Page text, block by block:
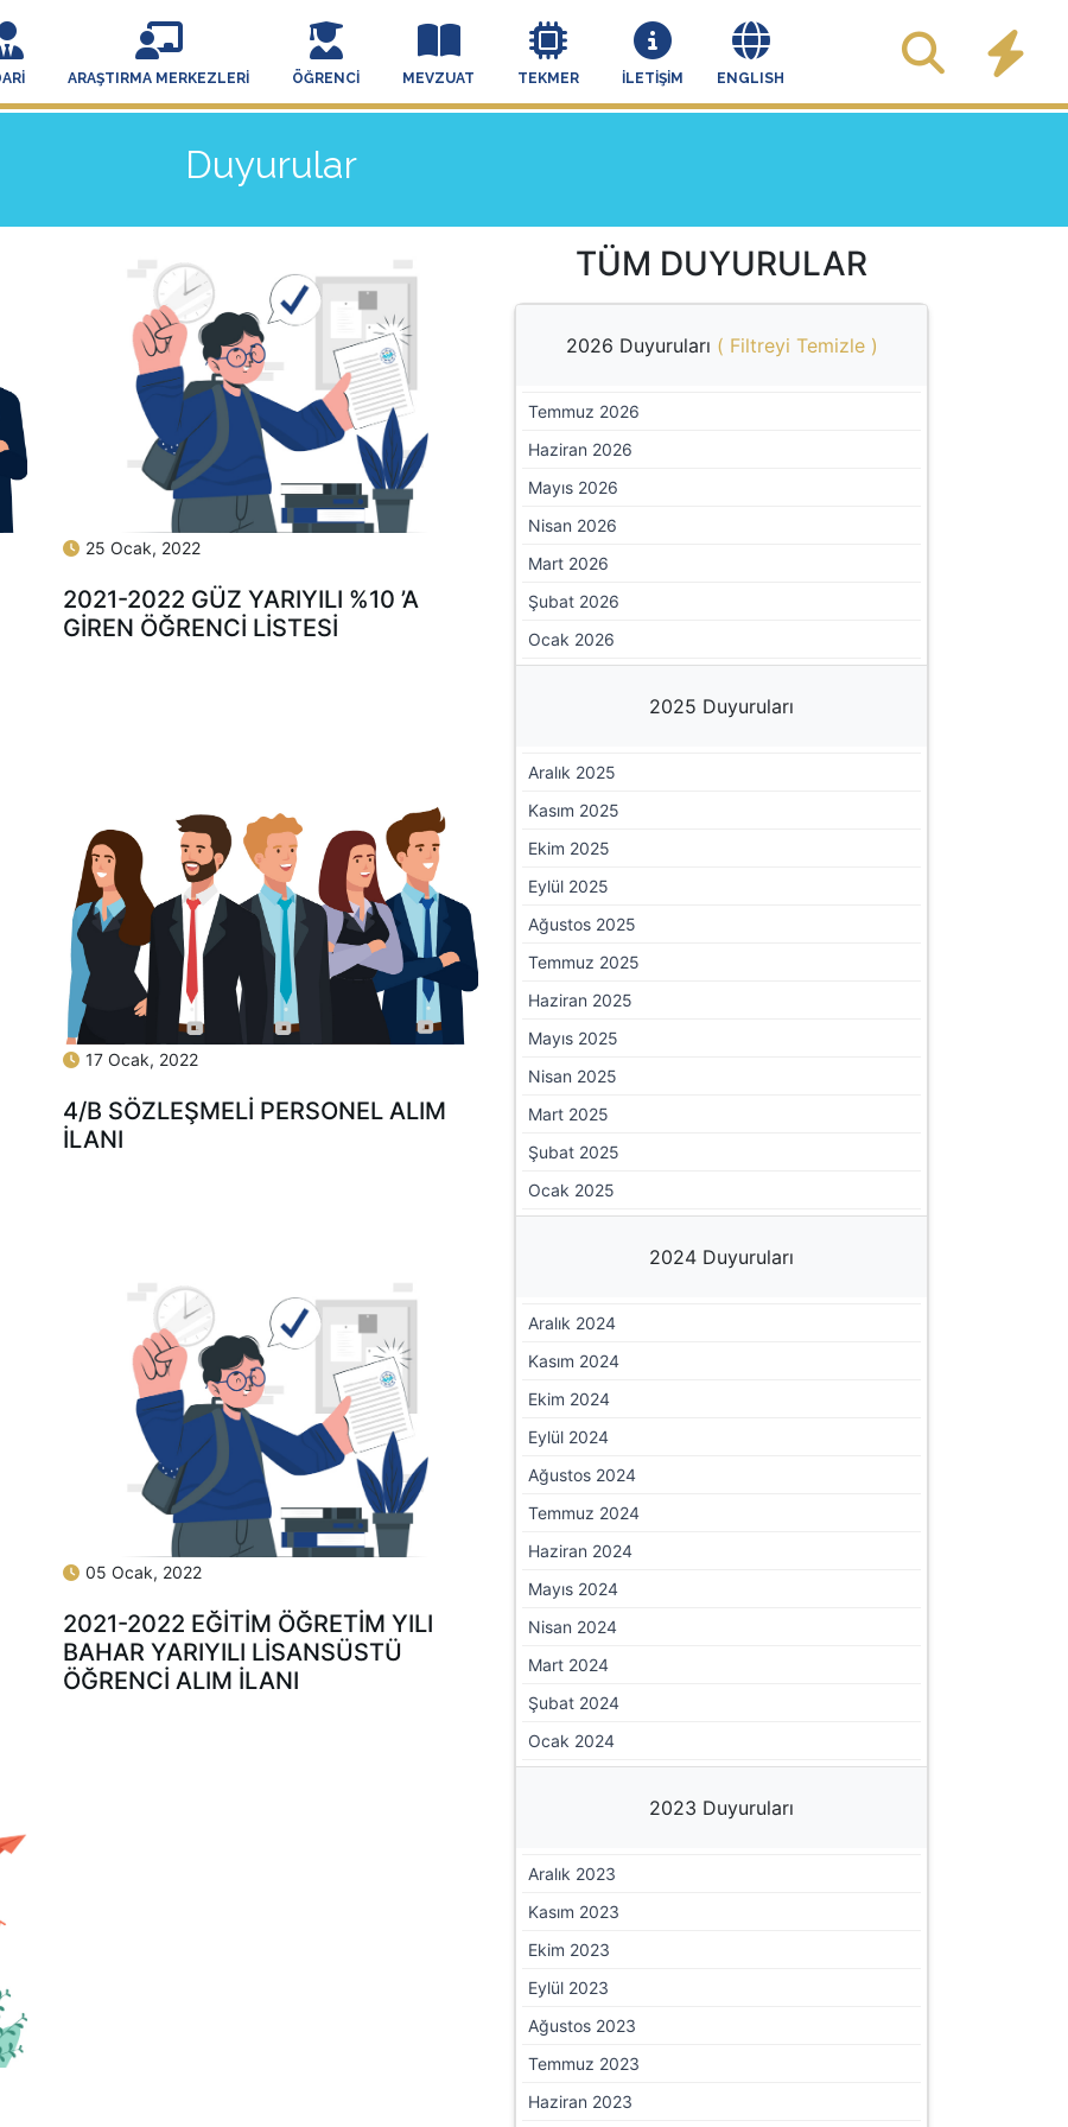
ARAŞTIRMA MERKEZLERI ÖĞRENCI MEVZUAT TEKMER İLETİŞİM ENGLISH
Duyurular
25 Ocak, 2022
2021-2022 GÜZ YARIYILI %10 ’A
GİREN ÖĞRENCİ LİSTESİ
17 Ocak, 2022
4/B SÖZLEŞMELİ PERSONEL ALIM
İLANI
05 Ocak, 2022
2021-2022 EĞİTİM ÖĞRETİM YILI
BAHAR YARIYILI LİSANSÜSTÜ
ÖĞRENCİ ALIM İLANI
TÜM DUYURULAR
2026 Duyuruları ( Filtreyi Temizle)
Temmuz 2026
Haziran 2026
Mayıs 2026
Nisan 2026
Mart 2026
Şubat 2026
Ocak 2026
2025 Duyuruları
Aralık 2025
Kasım 2025
Ekim 2025
Eylül 2025
Ağustos 2025
Temmuz 2025
Haziran 2025
Mayıs 2025
Nisan 2025
Mart 2025
Şubat 2025
Ocak 2025
2024 Duyuruları
Aralık 2024
Kasım 2024
Ekim 2024
Eylül 2024
Ağustos 2024
Temmuz 2024
Haziran 2024
Mayıs 2024
Nisan 2024
Mart 2024
Şubat 2024
Ocak 2024
2023 Duyuruları
Aralık 2023
Kasım 2023
Ekim 2023
Eylül 2023
Ağustos 2023
Temmuz 2023
Haziran 2023